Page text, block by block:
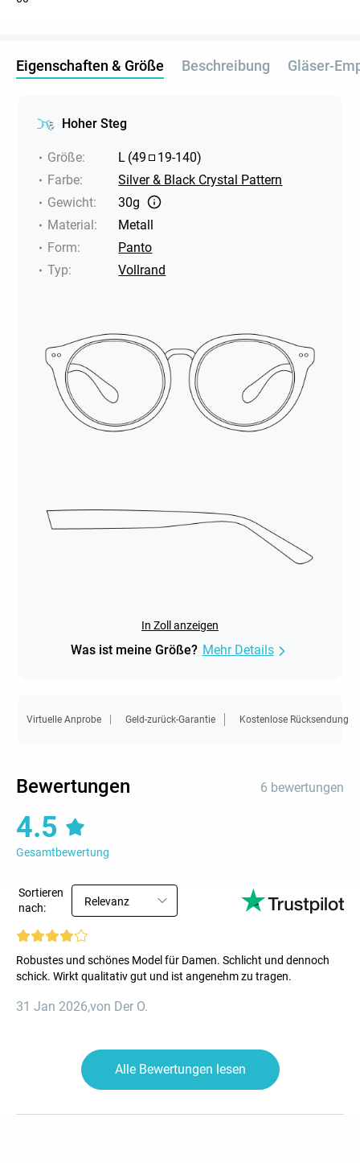
Eigenschaften & Größe Beschreibung Gläser-
Hoher Steg
Größe: L (49 19-140)
Farbe:
Silver & Black Crystal Pattern
Gewicht:
30g
Material:
Metall
Form:
Panto
Typ: Vollrand
In Zoll anzeigen
Was ist meine Größe? Mehr Details
Virtuelle Anprobe Geld-zurück-Garantie Kostenlose Rücksendung
Bewertungen 6 bewertungen
4.5
Gesamtbewertung
Sortieren
nach:
Relevanz
Robustes und schönes Model für Damen. Schlicht und dennoch
schick. Wirkt qualitativ gut und ist angenehm zu tragen.
31 Jan 2026,von Der O.
Alle Bewertungen lesen